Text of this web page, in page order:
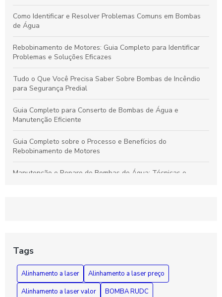
Como Identificar e Resolver Problemas Comuns em Bombas
de Água
Rebobinamento de Motores: Guia Completo para Identificar
Problemas e Soluções Eficazes
Tudo o Que Você Precisa Saber Sobre Bombas de Incêndio
para Segurança Predial
Guia Completo para Conserto de Bombas de Água e
Manutenção Eficiente
Guia Completo sobre o Processo e Benefícios do
Rebobinamento de Motores
Manutenção e Reparo de Bombas de Água: Técnicas e
Funcionamento e Manutenção Fundamental
Como Diagnosticar e Reparar Bombas d'Água com Segurança
e Eficiência
Tags
Alinhamento a laser
Alinhamento a laser preço
Alinhamento a laser valor
BOMBA RUDC